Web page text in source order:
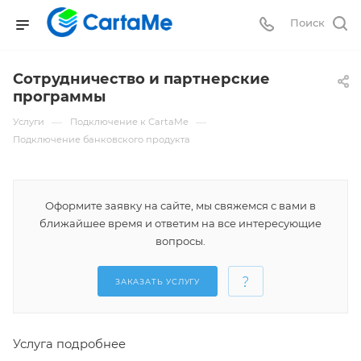
Поиск
Сотрудничество и партнерские
программы
Услуги — Подключение к CartaMe —
Подключение банковского продукта
Оформите заявку на сайте, мы свяжемся с вами в
ближайшее время и ответим на все интересующие
вопросы.
ЗАКАЗАТЬ УСЛУГУ
Услуга подробнее